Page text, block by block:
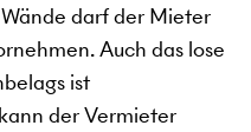
darf der Mieter
Auch das lose
ist
der Vermieter